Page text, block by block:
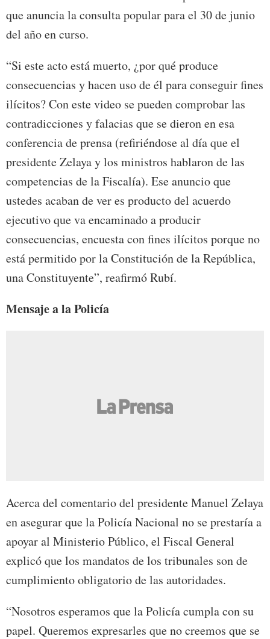
que anuncia la consulta popular para el 30 de junio
del año en curso.
“Si este acto está muerto, ¿por qué produce
consecuencias y hacen uso de él para conseguir fines
ilícitos? Con este video se pueden comprobar las
contradicciones y falacias que se dieron en esa
conferencia de prensa (refiriéndose al día que el
presidente Zelaya y los ministros hablaron de las
competencias de la Fiscalía). Ese anuncio que
ustedes acaban de ver es producto del acuerdo
ejecutivo que va encaminado a producir
consecuencias, encuesta con fines ilícitos porque no
está permitido por la Constitución de la República,
una Constituyente”, reafirmó Rubí.
Mensaje a la Policía
Acerca del comentario del presidente Manuel Zelaya
en asegurar que la Policía Nacional no se prestaría a
apoyar al Ministerio Público, el Fiscal General
explicó que los mandatos de los tribunales son de
cumplimiento obligatorio de las autoridades.
“Nosotros esperamos que la Policía cumpla con su
papel. Queremos expresarles que no creemos que se